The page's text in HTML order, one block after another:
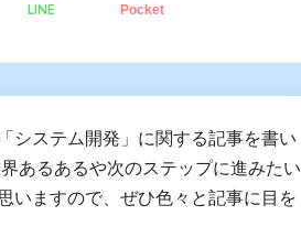
LINE Pocket
システム開発」に関する記事を書い
あるあるや次のステップに進みたい
いますので、ぜひ色々と記事に目を